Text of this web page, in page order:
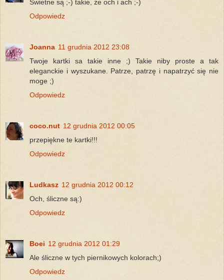
Świetne są ;-) takie, że och i ach ;-)
Odpowiedz
Joanna 11 grudnia 2012 23:08
Twoje kartki sa takie inne ;) Takie niby proste a tak
eleganckie i wyszukane. Patrze, patrzę i napatrzyć się nie
moge ;)
Odpowiedz
coco.nut 12 grudnia 2012 00:05
przepiękne te kartki!!!
Odpowiedz
Ludkasz 12 grudnia 2012 00:12
Och, śliczne są:)
Odpowiedz
Boei 12 grudnia 2012 01:29
Ale śliczne w tych piernikowych kolorach;)
Odpowiedz